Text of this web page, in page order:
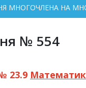
МНОГОЧЛЕНА НА
№ 554
23.9